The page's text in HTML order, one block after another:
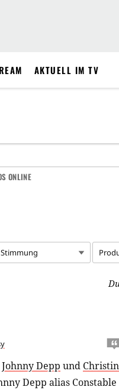
AKTUELL IM TV
ONLINE
Stimmung
Johnny Depp und
Depp alias